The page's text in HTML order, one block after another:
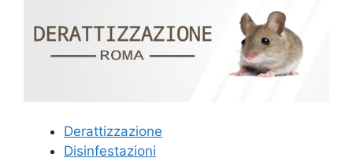
Derattizzazione
Disinfestazioni